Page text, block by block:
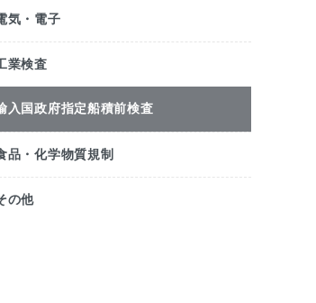
気・電子
業検査
入国政府指定船積前検査
品・化学物質規制
の他